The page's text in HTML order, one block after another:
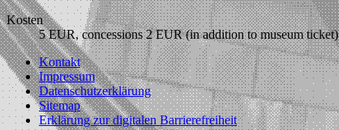
Kosten
5 EUR, concessions 2 EUR (in addition to museum ticket)
Kontakt
Impressum
Datenschutzerklärung
Sitemap
Erklärung zur digitalen Barrierefreiheit